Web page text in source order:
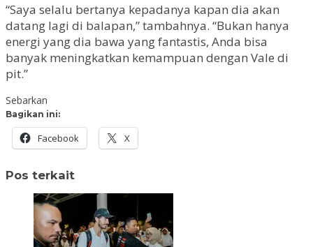
“Saya selalu bertanya kepadanya kapan dia akan
datang lagi di balapan,” tambahnya. “Bukan hanya
energi yang dia bawa yang fantastis, Anda bisa
banyak meningkatkan kemampuan dengan Vale di
pit.”
Sebarkan
Bagikan ini:
Facebook X
Pos terkait